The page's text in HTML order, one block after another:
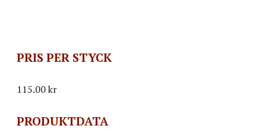
PRIS PER STYCK
115.00kr
PRODUKTDATA